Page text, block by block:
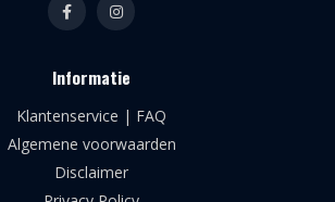
Informatie
Klantenservice | FAQ
Algemene voorwaarden
Disclaimer